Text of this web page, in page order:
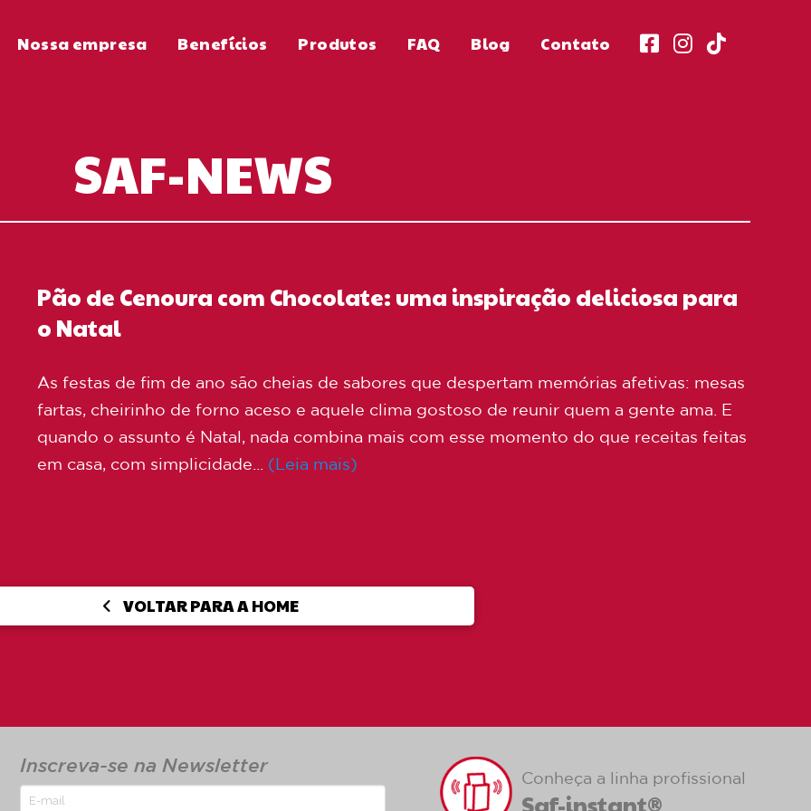
Nossa empresa Benefícios Produtos FAQ Blog Contato
SAF-NEWS
Pão de Cenoura com Chocolate: uma inspiração deliciosa para
o Natal
As festas de fim de ano são cheias de sabores que despertam memórias afetivas: mesas
fartas, cheirinho de forno aceso e aquele clima gostoso de reunir quem a gente ama. E
quando o assunto é Natal, nada combina mais com esse momento do que receitas feitas
em casa, com simplicidade... (Leia mais)
VOLTAR PARA A HOME
Inscreva-se na Newsletter
Conheça a linha profissional
Saf-instant®